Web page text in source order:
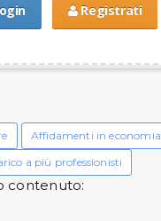
Registrati
Affidamenti in economia
a più professionisti
contenuto: